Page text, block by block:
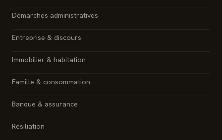
Démarches administratives
Entreprise & discours
Immobilier & habitation
Famille & consommation
Banque & assurance
Résiliation